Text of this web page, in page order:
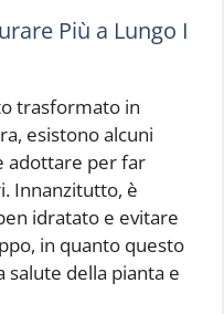
Più a Lungo I
trasformato in
esistono alcuni
adottare per far
Innanzitutto, è
idratato e evitare
in quanto questo
della pianta e